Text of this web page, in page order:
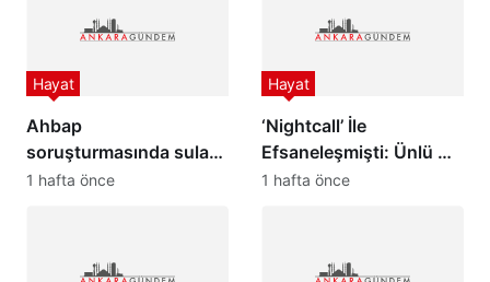
Ahbap
soruşturmasında sular
durulmuyor: Hayko
Hayat
1 hafta önce
‘Nightcall’ İle
Efsaneleşmişti: Ünlü DJ
Kavinsky Paris’te ölü
Hayat
1 hafta önce